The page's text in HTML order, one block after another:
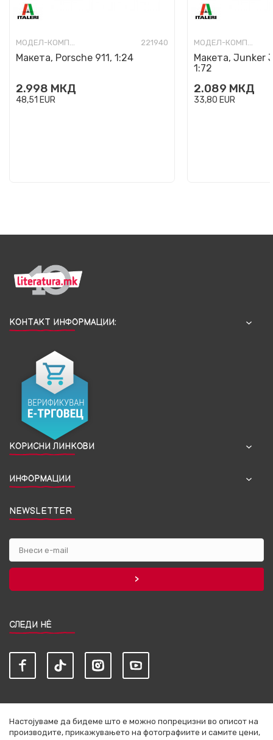
МОДЕЛ-КОМПЛЕТ 221940
Макета, Porsche 911, 1:24
2.998 МКД
48,51 EUR
МОДЕЛ-КОМПЛЕТ
Макета, Junker
1:72
2.089 МКД
33,80 EUR
КОНТАКТ ИНФОРМАЦИИ:
КОРИСНИ ЛИНКОВИ
ИНФОРМАЦИИ
NEWSLETTER
СЛЕДИ НЀ
Настојуваме да бидеме што е можно попрецизни во описот на
производите, прикажувањето на фотографиите и самите цени,